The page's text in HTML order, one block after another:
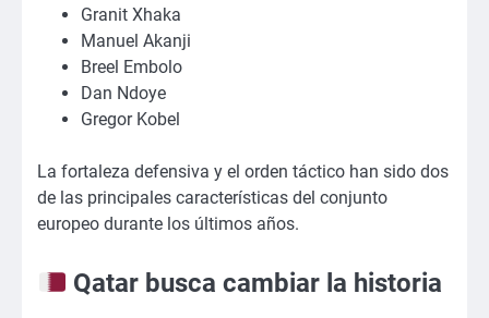
Granit Xhaka
Manuel Akanji
Breel Embolo
Dan Ndoye
Gregor Kobel
La fortaleza defensiva y el orden táctico han sido dos
de las principales características del conjunto
europeo durante los últimos años.
Qatar busca cambiar la historia